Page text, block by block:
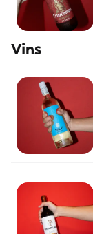
Vins